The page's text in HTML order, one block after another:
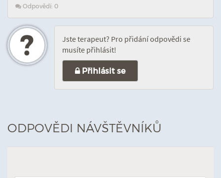
Odpovědí: 0
Jste terapeut? Pro přidání odpovědi se
musíte přihlásit!
Přihlásit se
ODPOVĚDI NÁVŠTĚVNÍKŮ